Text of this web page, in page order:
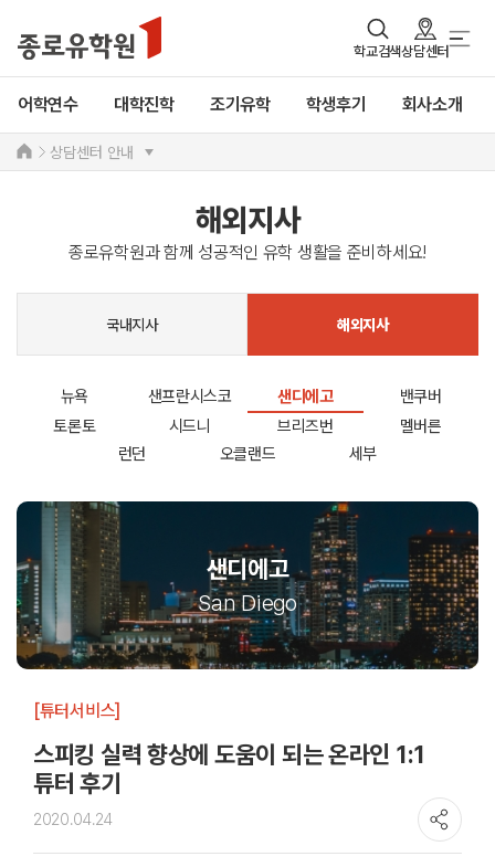
학교검색상담센터
어학연수 대학진학 조기유학 학생후기 회사소개
상담센터 안내
해외지사
종로유학원과 함께 성공적인 유학 생활을 준비하세요!
국내지사 해외지사
뉴욕 샌프란시스코 샌디에고
밴쿠버
토론토
시드니 브리즈번
멜버른
런던
오클랜드 세부
샌디에고
San Diego
[튜터서비스]
스피킹 실력 향상에 도움이 되는 온라인 1:1
튜터 후기
2020.04.24